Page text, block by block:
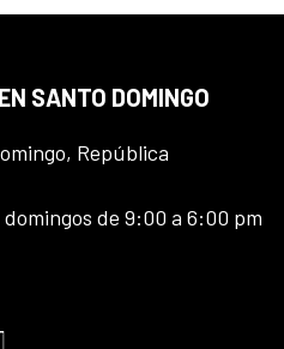
SANTO DOMINGO
República
de 9:00 a 6:00 pm